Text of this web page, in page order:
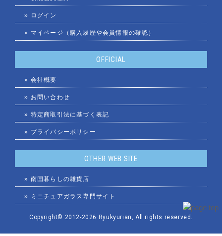
» ログイン
» マイページ（購入履歴や会員情報の確認）
OFFICIAL
» 会社概要
» お問い合わせ
» 特定商取引法に基づく表記
» プライバシーポリシー
OTHER WEB SITE
» 南国暮らしの雑貨店
» ミニチュアガラス専門サイト
Copyright© 2012-2026 Ryukyurian, All rights reserved.